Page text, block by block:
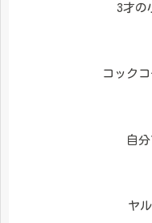
3才の
コック
自
ヤ